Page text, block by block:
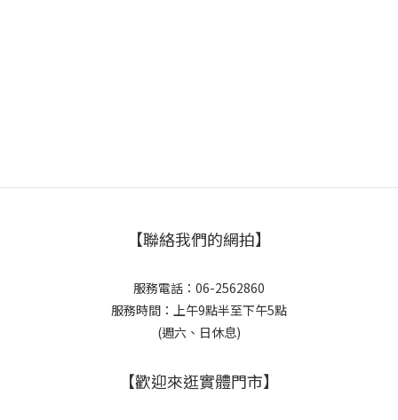
【聯絡我們的網拍】
服務電話：06-2562860
服務時間：上午9點半至下午5點
(週六、日休息)
【歡迎來逛實體門市】